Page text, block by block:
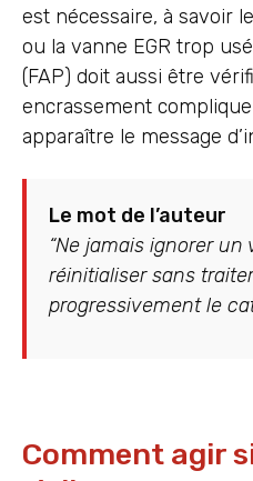
est nécessaire, à savoir
ou la vanne EGR trop
(FAP) doit aussi être
encrassement
apparaître le message
Le mot de l’auteur
“Ne jamais ignorer
réinitialiser sans
progressivement le
Comment agir